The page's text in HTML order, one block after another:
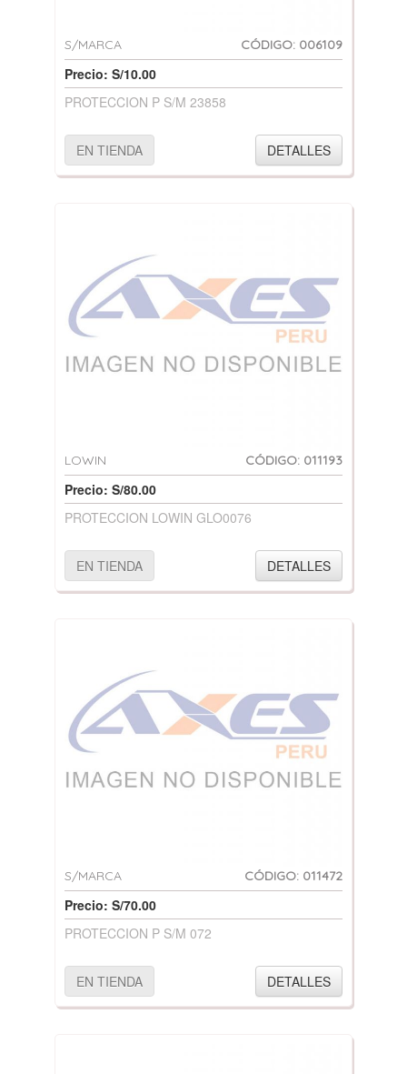
S/MARCA CÓDIGO: 006109
Precio: S/10.00
PROTECCION P S/M 23858
EN TIENDA DETALLES
LOWIN CÓDIGO: 011193
Precio: S/80.00
PROTECCION LOWIN GLO0076
EN TIENDA DETALLES
S/MARCA CÓDIGO: 011472
Precio: S/70.00
PROTECCION P S/M 072
EN TIENDA DETALLES